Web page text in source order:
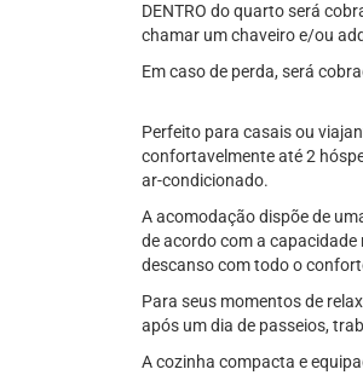
DENTRO do quarto será
chamar um chaveiro e/ou
Em caso de perda, será
Perfeito para casais ou
confortavelmente até 2
ar-condicionado.
A acomodação dispõe de
de acordo com a
descanso com todo o
Para seus momentos de
após um dia de passeios,
A cozinha compacta e